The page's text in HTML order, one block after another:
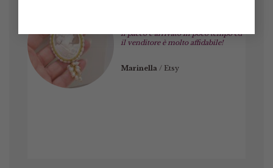
il pacco è arrivato in poco tempo ed
il venditore è molto affidabile!
Marinella / Etsy